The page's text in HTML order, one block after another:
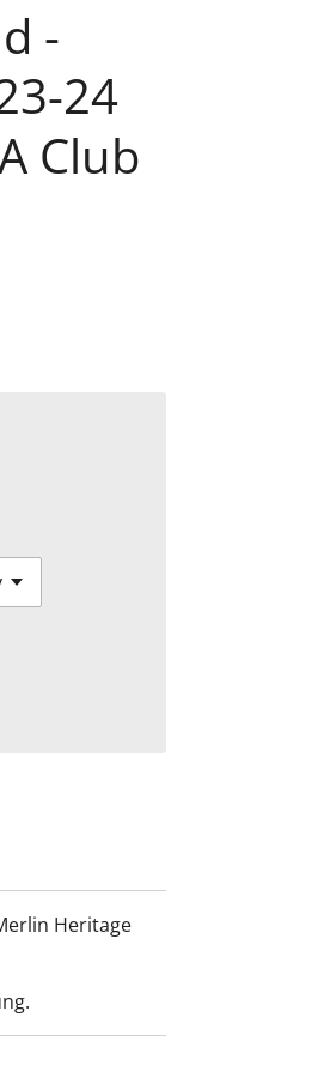
-
24
Club
Heritage